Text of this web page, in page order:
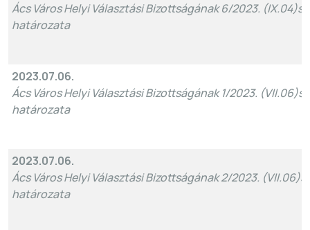
Ács Város Helyi Választási Bizottságának 6/2023.
határozata
2023.07.06.
Ács Város Helyi Választási Bizottságának 1/2023.
határozata
2023.07.06.
Ács Város Helyi Választási Bizottságának 2/2023.
határozata